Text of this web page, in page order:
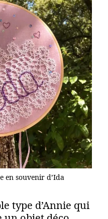
en souvenir d’Ida
type d’Annie qui